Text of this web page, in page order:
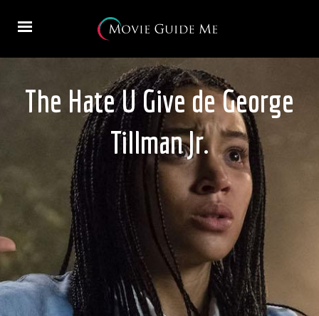
The Hate U Give de George
Tillman Jr.